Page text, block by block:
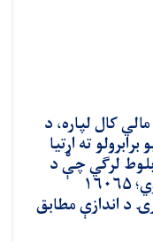
د کابل ښار پوهنې ریاست د ۱۴۰۵ مالي کال لپاره، د
ته اړتیا
وچ بلوط لرګي چې د
بخارۍ د اندازې مطابق ټوټه شوي وي؛ ۱۶۰۶۵
د اندازې مطابق